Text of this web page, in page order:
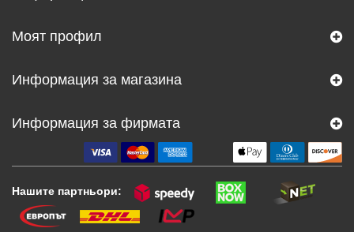
Моят профил
Информация за магазина
Информация за фирмата
Нашите партньори: